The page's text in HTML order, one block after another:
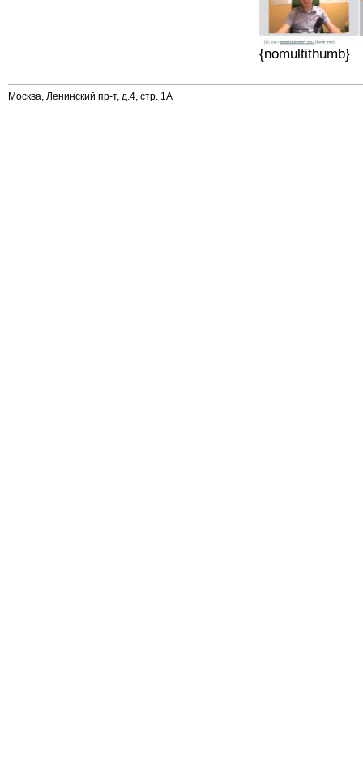
{nomultithumb}
Москва, Ленинский пр-т, д.4, стр. 1А